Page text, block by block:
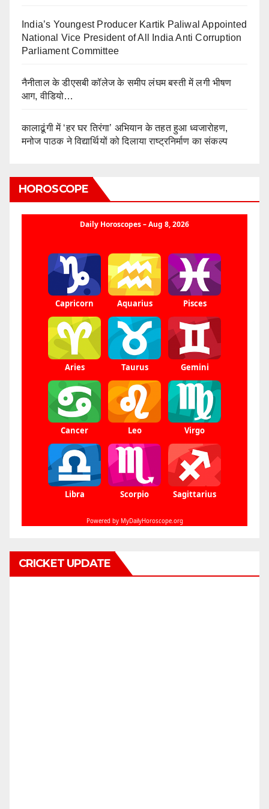
India’s Youngest Producer Kartik Paliwal Appointed
National Vice President of All India Anti Corruption
Parliament Committee
नैनीताल के डीएसबी कॉलेज के समीप लंघम बस्ती में लगी भीषण
आग, वीडियो…
कालाढूंगी में ‘हर घर तिरंगा’ अभियान के तहत हुआ ध्वजारोहण,
मनोज पाठक ने विद्यार्थियों को दिलाया राष्ट्रनिर्माण का संकल्प
HOROSCOPE
CRICKET UPDATE